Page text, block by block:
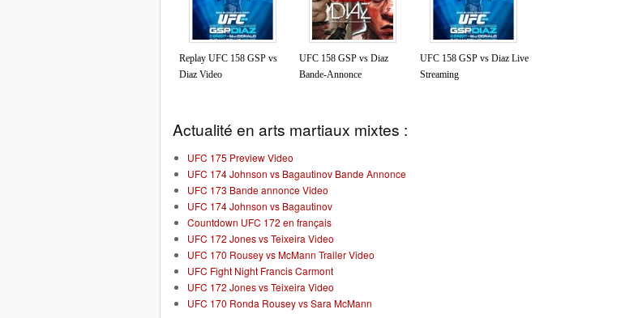
Replay UFC 158 GSP vs
Diaz Video
UFC 158 GSP vs Diaz
Bande-Annonce
UFC 158 GSP vs Diaz Live
Streaming
Actualité en arts martiaux mixtes :
UFC 175 Preview Video
UFC 174 Johnson vs Bagautinov Bande Annonce
UFC 173 Bande annonce Video
UFC 174 Johnson vs Bagautinov
Countdown UFC 172 en français
UFC 172 Jones vs Teixeira Video
UFC 170 Rousey vs McMann Trailer Video
UFC Fight Night Francis Carmont
UFC 172 Jones vs Teixeira Video
UFC 170 Ronda Rousey vs Sara McMann